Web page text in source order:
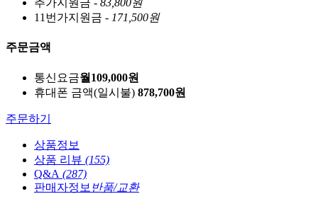
추가지원금 - 83,800원
11번가지원금 - 171,500원
주문금액
통신요금월 109,000원
휴대폰 금액(일시불) 878,700원
주문하기
상품정보
상품 리뷰 (155)
Q&A (287)
판매자정보 반품/교환